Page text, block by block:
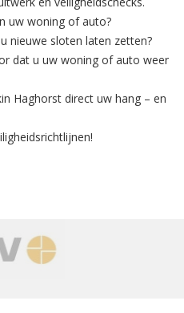
uw woning of auto?
nieuwe sloten laten zetten?
dat u uw woning of auto weer
Haghorst direct uw hang – en